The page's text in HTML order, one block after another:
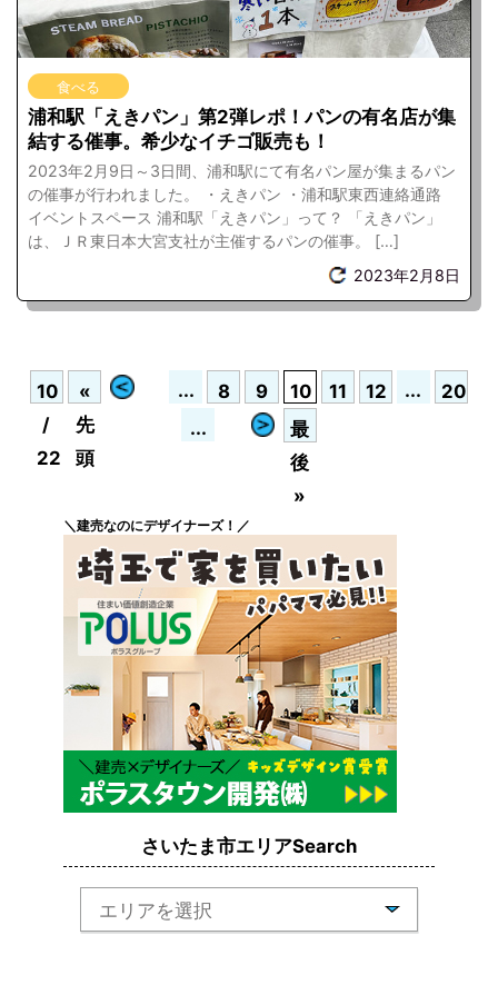
食べる
浦和駅「えきパン」第2弾レポ！パンの有名店が集
結する催事。希少なイチゴ販売も！
2023年2月9日～3日間、浦和駅にて有名パン屋が集まるパン
の催事が行われました。 ・えきパン ・浦和駅東西連絡通路
イベントスペース 浦和駅「えきパン」って？ 「えきパン」
は、ＪＲ東日本大宮支社が主催するパンの催事。 […]
2023年2月8日
10
/
22
«
先
頭
« ... 8 9 10 11 12 ...
20
...
»
最
後
»
＼建売なのにデザイナーズ！／
さいたま市エリアSearch